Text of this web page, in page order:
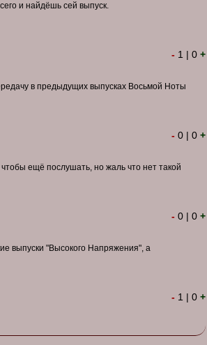
и найдёшь сей выпуск.
- 1 | 0 +
в предыдущих выпусках Восьмой Ноты
- 0 | 0 +
ещё послушать, но жаль что нет такой
- 0 | 0 +
выпуски "Высокого Напряжения", а
- 1 | 0 +